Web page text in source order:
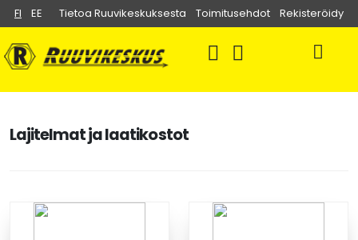
FI EE Tietoa Ruuvikeskuksesta Toimitusehdot Rekisteröidy
Lajitelmat ja laatikostot